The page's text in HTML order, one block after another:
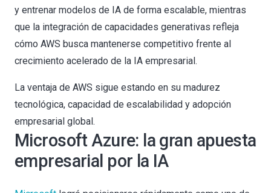
y entrenar modelos de IA de forma escalable, mientras
que la integración de capacidades generativas refleja
cómo AWS busca mantenerse competitivo frente al
crecimiento acelerado de la IA empresarial.
La ventaja de AWS sigue estando en su madurez
tecnológica, capacidad de escalabilidad y adopción
empresarial global.
Microsoft Azure: la gran apuesta
empresarial por la IA